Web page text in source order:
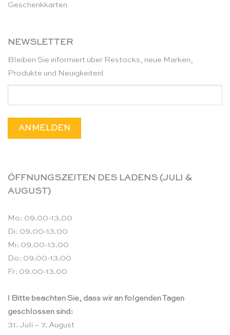
Geschenkkarten
NEWSLETTER
Bleiben Sie informiert über Restocks, neue Marken,
Produkte und Neuigkeiten!
ÖFFNUNGSZEITEN DES LADENS (JULI &
AUGUST)
Mo: 09.00-13.00
Di: 09.00-13.00
Mi: 09.00-13.00
Do: 09.00-13.00
Fr: 09.00-13.00
! Bitte beachten Sie, dass wir an folgenden Tagen
geschlossen sind:
31. Juli – 7. August